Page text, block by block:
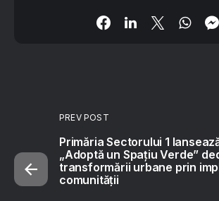
PREV POST
Primăria Sectorului 1
„Adoptă un Spațiu Verde”
transformării urbane prin
comunității